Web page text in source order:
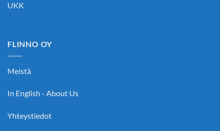
UKK
FLINNO OY
Meistä
In English - About Us
Yhteystiedot